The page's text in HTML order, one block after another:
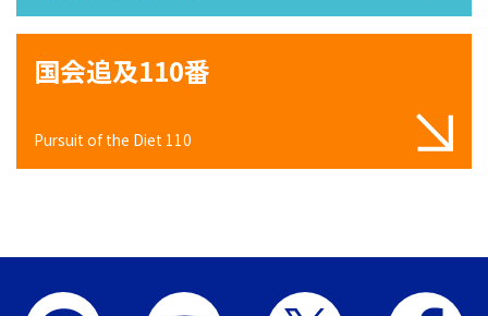
国会追及110番
Pursuit of the Diet 110